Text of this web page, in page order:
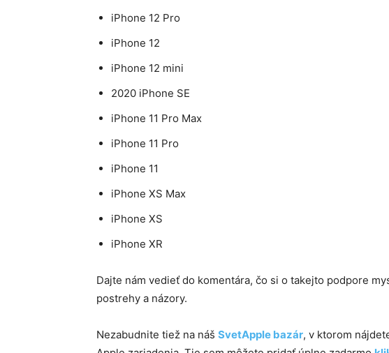
iPhone 12 Pro
iPhone 12
iPhone 12 mini
2020 iPhone SE
iPhone 11 Pro Max
iPhone 11 Pro
iPhone 11
iPhone XS Max
iPhone XS
iPhone XR
Dajte nám vedieť do komentára, čo si o takejto podpore
postrehy a názory.
Nezabudnite tiež na náš SvetApple bazár, v ktorom